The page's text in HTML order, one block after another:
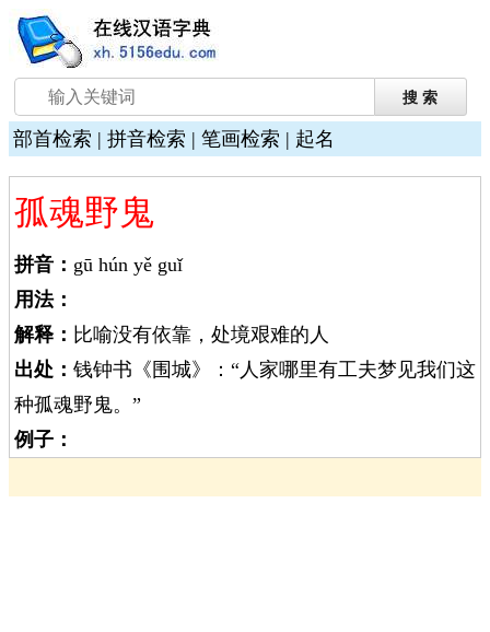
部首检索 | 拼音检索 | 笔画检索 | 起名
孤魂野鬼
拼音： gū hún yě guǐ
用法：
解释： 比喻没有依靠，处境艰难的人
出处： 钱钟书《围城》：“人家哪里有工夫梦见我们这
种孤魂野鬼。”
例子：